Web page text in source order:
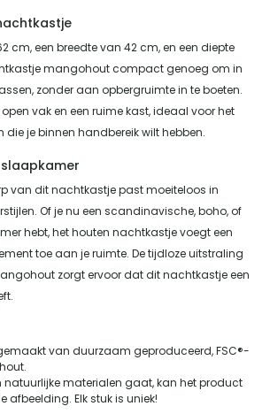
cm, een breedte van 42 cm, en een diepte
mangohout compact genoeg om in
zonder aan opbergruimte in te boeten.
vak en een ruime kast, ideaal voor het
die je binnen handbereik wilt hebben.
van dit nachtkastje past moeiteloos in
Of je nu een scandinavische, boho, of
hebt, het houten nachtkastje voegt een
toe aan je ruimte. De tijdloze uitstraling
zorgt ervoor dat dit nachtkastje een
van duurzaam geproduceerd, FSC®-
natuurlijke materialen gaat, kan het product
afbeelding. Elk stuk is uniek!